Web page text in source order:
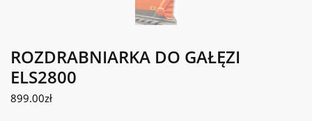
ROZDRABNIARKA DO GAŁĘZI
ELS2800
899.00zł